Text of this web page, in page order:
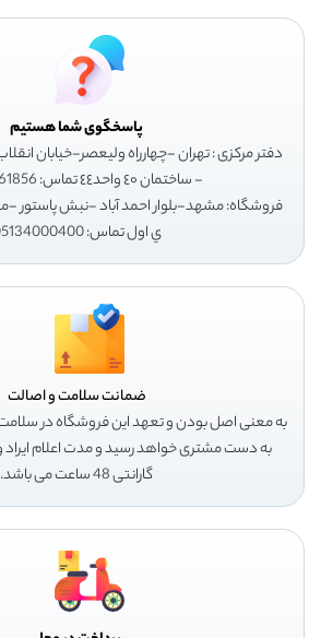
پاسخگوی شما هستیم
دفتر مرکزی : تهران -چهارراه وليعصر-خيابان
- ساختمان ٤٠ واحد٤٤ تماس: 02166961856
فروشگاه: مشهد-بلوار احمد آباد -نبش پاستور -
ي اول تماس: 05134000400
ضمانت سلامت و اصالت
به معنی اصل بودن و تعهد این فروشگاه در
به دست مشتری خواهد رسید و مدت اعلام ایراد و
گارانتی 48 ساعت می باشد.